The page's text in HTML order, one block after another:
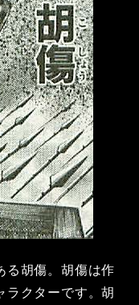
る胡傷。胡傷は作
ラクターです。胡